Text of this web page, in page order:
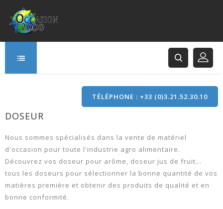
TÉLÉPHONE : +33 (0)3.21.52.30.10
DOSEUR
Nous sommes spécialisés dans la vente de matériel
d'occasion pour toute l'industrie agro alimentaire.
Découvrez vos doseur pour arôme, doseur jus de fruit...
tous les doseurs pour sélectionner la bonne quantité de vos
matières première et obtenir des produits de qualité et en
bonne conformité.